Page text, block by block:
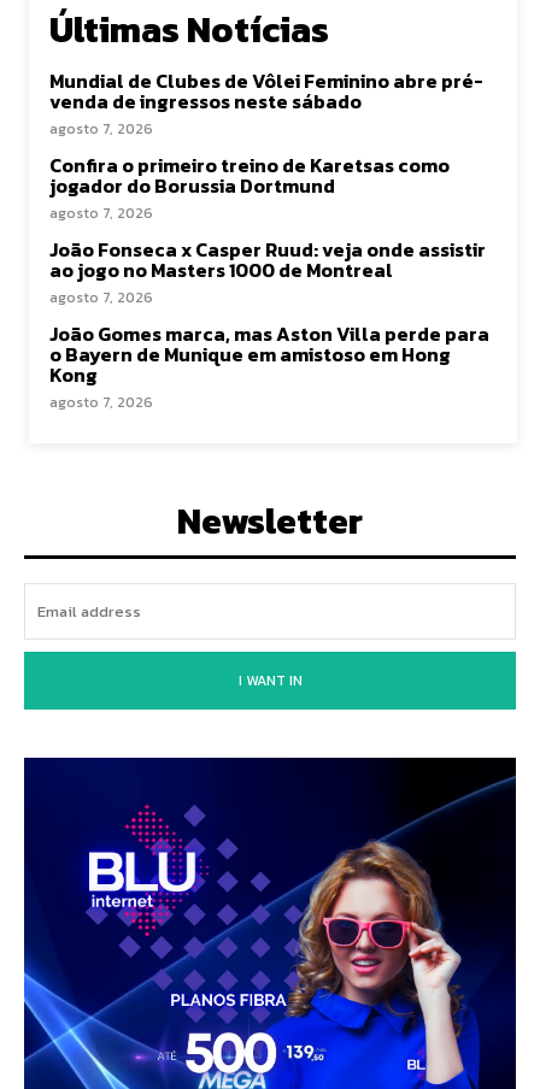
Últimas Notícias
Mundial de Clubes de Vôlei Feminino abre pré-
venda de ingressos neste sábado
agosto 7, 2026
Confira o primeiro treino de Karetsas como
jogador do Borussia Dortmund
agosto 7, 2026
João Fonseca x Casper Ruud: veja onde assistir
ao jogo no Masters 1000 de Montreal
agosto 7, 2026
João Gomes marca, mas Aston Villa perde para
o Bayern de Munique em amistoso em Hong
Kong
agosto 7, 2026
Newsletter
I WANT IN